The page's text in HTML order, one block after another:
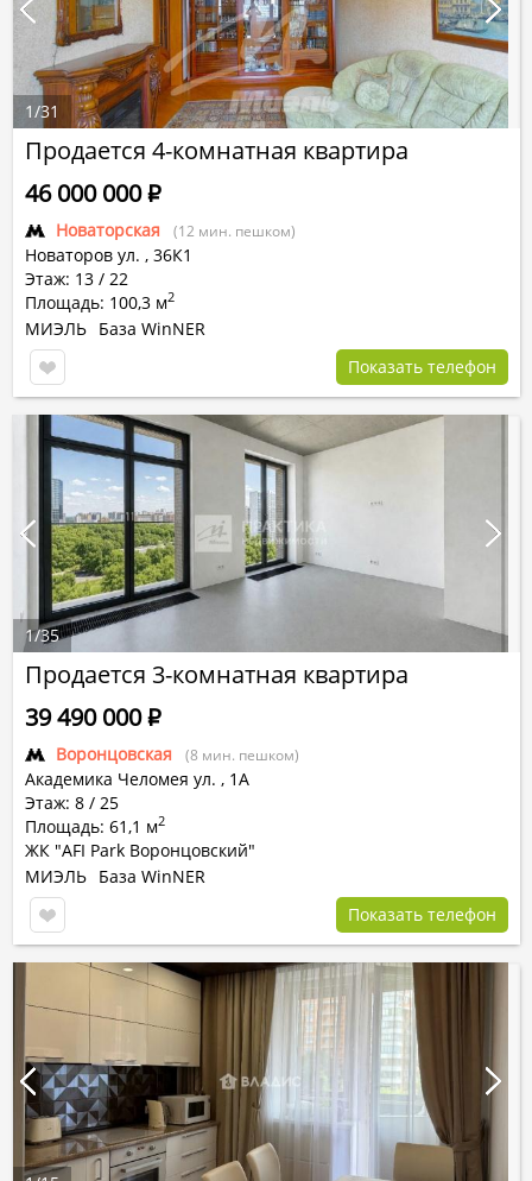
Продается 4-комнатная квартира
Новаторская (12 мин. пешком)
Новаторов ул. , 36К1
Этаж: 13 / 22
Площадь: 100,3 м2
46 000 000Р
МИЭЛЬ База WinNER
Показать телефон
1/31
Продается 3-комнатная квартира
Воронцовская (8 мин. пешком)
Академика Челомея ул. , 1А
Этаж: 8 / 25
Площадь: 61,1 м2
ЖК "AFI Park Воронцовский"
39 490 000Р
МИЭЛЬ База WinNER
Показать телефон
1/35